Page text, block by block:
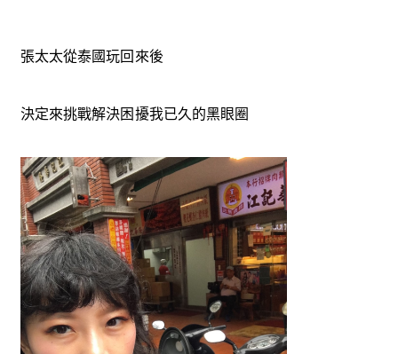
張太太從泰國玩回來後
決定來挑戰解決困擾我已久的黑眼圈